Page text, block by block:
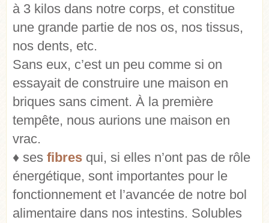
à 3 kilos dans notre corps, et constitue
une grande partie de nos os, nos tissus,
nos dents, etc.
Sans eux, c’est un peu comme si on
essayait de construire une maison en
briques sans ciment. À la première
tempête, nous aurions une maison en
vrac.
♦ ses fibres qui, si elles n’ont pas de rôle
énergétique, sont importantes pour le
fonctionnement et l’avancée de notre bol
alimentaire dans nos intestins. Solubles